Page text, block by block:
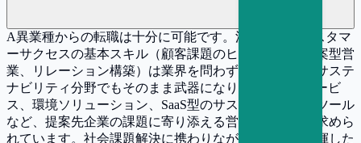
A異業種からの転職は十分に可能です。法人営業やカスタマ
ーサクセスの基本スキル（顧客課題のヒアリング、提案型営
業、リレーション構築）は業界を問わず共通であり、サステ
ナビリティ分野でもそのまま武器になります。ESGサービ
ス、環境ソリューション、SaaS型のサステナビリティツール
など、提案先企業の課題に寄り添える営業人材は常に求めら
れています。社会課題解決に携わりながら営業力を発揮した